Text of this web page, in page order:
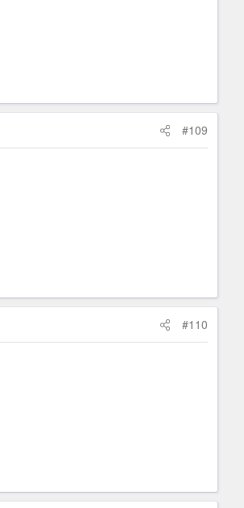
#109
#110